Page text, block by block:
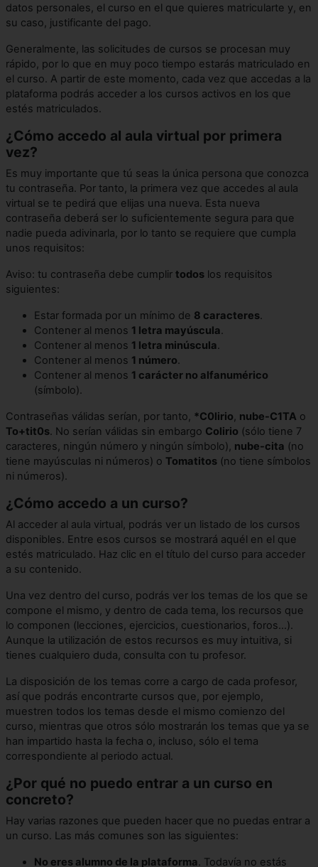
datos personales, el curso en el que quieres matricularte y, en
su caso, justificante del pago.
Generalmente, las solicitudes de cursos se procesan muy
rápido, por lo que en muy poco tiempo estarás matriculado en
el curso. A partir de este momento, cada vez que accedas a la
plataforma podrás acceder a los cursos activos en los que
estés matriculados.
¿Cómo accedo al aula virtual por primera
vez?
Es muy importante que tú seas la única persona que conozca
tu contraseña. Por tanto, la primera vez que accedes al aula
virtual se te pedirá que elijas una nueva. Esta nueva
contraseña deberá ser lo suficientemente segura para que
nadie pueda adivinarla, por lo tanto se requiere que cumpla
unos requisitos:
Aviso: tu contraseña debe cumplir todos los requisitos
siguientes:
Estar formada por un mínimo de 8 caracteres.
Contener al menos 1 letra mayúscula.
Contener al menos 1 letra minúscula.
Contener al menos 1 número.
Contener al menos 1 carácter no alfanumérico
(símbolo).
Contraseñas válidas serían, por tanto, *C0lirio, nube-C1TA o
To+tit0s. No serían válidas sin embargo Colirio (sólo tiene 7
caracteres, ningún número y ningún símbolo), nube-cita (no
tiene mayúsculas ni números) o Tomatitos (no tiene símbolos
ni números).
¿Cómo accedo a un curso?
Al acceder al aula virtual, podrás ver un listado de los cursos
disponibles. Entre esos cursos se mostrará aquél en el que
estés matriculado. Haz clic en el título del curso para acceder
a su contenido.
Una vez dentro del curso, podrás ver los temas de los que se
compone el mismo, y dentro de cada tema, los recursos que
lo componen (lecciones, ejercicios, cuestionarios, foros...).
Aunque la utilización de estos recursos es muy intuitiva, si
tienes cualquiero duda, consulta con tu profesor.
La disposición de los temas corre a cargo de cada profesor,
así que podrás encontrarte cursos que, por ejemplo,
muestren todos los temas desde el mismo comienzo del
curso, mientras que otros sólo mostrarán los temas que ya se
han impartido hasta la fecha o, incluso, sólo el tema
correspondiente al periodo actual.
¿Por qué no puedo entrar a un curso en
concreto?
Hay varias razones que pueden hacer que no puedas entrar a
un curso. Las más comunes son las siguientes:
No eres alumno de la plataforma. Todavía no estás